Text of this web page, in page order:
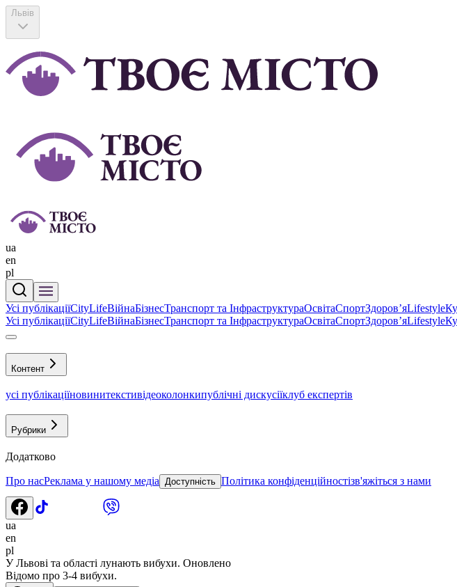
Львів
ua
en
pl
Усі публікаціїCityLifeВійнаБізнесТранспорт та ІнфраструктураОсвітаСпортЗдоровʼяLifestyle
Усі публікаціїCityLifeВійнаБізнесТранспорт та ІнфраструктураОсвітаСпортЗдоровʼяLifestyle
Контент
усі публікаціїновинитекстивідеоколонкипублічні дискусіїклуб експертів
Рубрики
Додатково
Про насРеклама у нашому медіа Доступність Політика конфіденційностізв'яжіться з нами
ua
en
pl
У Львові та області лунають вибухи. Оновлено
Відомо про 3-4 вибухи.